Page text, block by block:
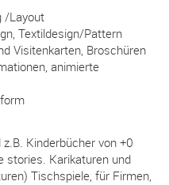
/Layout
Textildesign/Pattern
Visitenkarten, Broschüren
animierte
Kinderbücher von +0
stories. Karikaturen und
Tischspiele, für Firmen,